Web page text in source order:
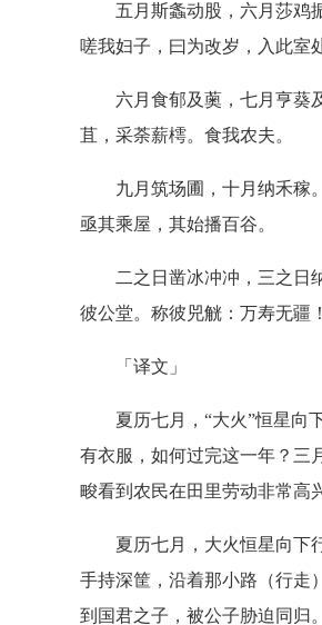
五月斯螽动股，六月莎鸡振
嗟我妇子，曰为改岁，入此室
六月食郁及薁，七月亨葵及
苴，采荼薪樗。食我农夫。
九月筑场圃，十月纳禾稼。
亟其乘屋，其始播百谷。
二之日凿冰冲冲，三之日纳
彼公堂。称彼兕觥：万寿无疆！
「译文」
夏历七月，“大火”恒星向下
有衣服，如何过完这一年？三
畯看到农民在田里劳动非常高
夏历七月，大火恒星向下行
手持深筐，沿着那小路（行走
到国君之子，被公子胁迫同归。